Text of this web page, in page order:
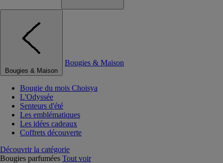
Bougies & Maison
Bougies & Maison
Bougie du mois Choisya
L'Odyssée
Senteurs d'été
Les emblématiques
Les idées cadeaux
Coffrets découverte
Découvrir la catégorie
Bougies parfumées Tout voir